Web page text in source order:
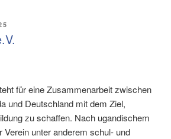
für eine Zusammenarbeit zwischen
und Deutschland mit dem Ziel,
zu schaffen. Nach ugandischem
Verein unter anderem schul- und